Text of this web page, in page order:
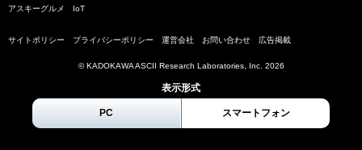
アスキーグルメ IoT
サイトポリシー プライバシーポリシー 運営会社 お問い合わせ 広告掲載
© KADOKAWA ASCII Research Laboratories, Inc. 2026
表示形式
PC スマートフォン